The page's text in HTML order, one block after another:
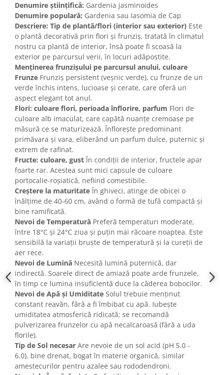
Denumire științifică: Gardenia jasminoides
Denumire populară: Gardenia sau Iasomia de Cap
Descriere: Tip de plantă/flori (interior sau exterior) Este
o plantă decorativă prin flori și frunziș, tratată în climatul
nostru ca plantă de interior, însă poate fi scoasă la
exterior pe parcursul verii, în locuri adăpostite.
Menținerea frunzișului pe parcursul anului, culoare
Frunze Frunziș persistent (veșnic verde), cu frunze de un
verde închis intens, lucioase și cerate, care oferă un
aspect elegant tot anul.
Flori: culoare flori, perioada înflorire, parfum Flori de
culoare alb imaculat, care capătă nuanțe cremoase pe
măsură ce se maturizează. Înflorește predominant
primăvara și vara, eliberând un parfum dulce, puternic și
extrem de rafinat.
Fructe: culoare, gust În condiții de interior, fructele apar
foarte rar. Acestea sunt mici capsule de culoare
portocalie-roșiatică, nefiind comestibile.
Creștere la maturitate În ghiveci, atinge de obicei o
înălțime de 40-60 cm, având o formă de tufă compactă și
bine ramificată.
Nevoi de Temperatură Preferă temperaturi moderate,
între 18°C și 24°C ziua și puțin mai răcoare noaptea. Este
sensibilă la variații bruște de temperatură și la cureții de
aer rece.
Nevoi de Lumină Necesită lumină puternică, dar
indirectă. Soarele direct de amiază poate arde frunzele,
în timp ce lumina insuficientă duce la căderea bobocilor.
Nevoi de Apă și Umiditate Solul trebuie menținut
constant reavăn, fără a fi îmbibat cu apă. Iubește
umiditatea atmosferică ridicată; se recomandă
pulverizarea frunzelor cu apă necalcaroasă (fără a uda
florile).
Tip de Sol necesar Are nevoie de un sol acid (pH 5.0 -
6.0), bine drenat, bogat în materie organică, similar
amestecurilor pentru azalee sau rododendroni.